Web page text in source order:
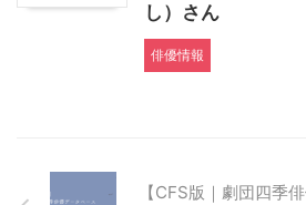
し）さん
俳優情報
【CFS版｜劇団四季